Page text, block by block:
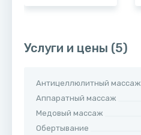
Услуги и цены (5)
Антицеллюлитный массаж
Аппаратный массаж
Медовый массаж
Обертывание